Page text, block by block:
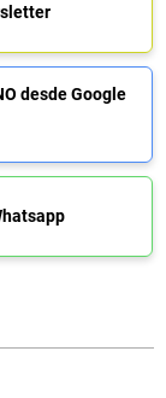
desde Google